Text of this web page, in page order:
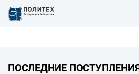
ПОСЛЕДНИЕ